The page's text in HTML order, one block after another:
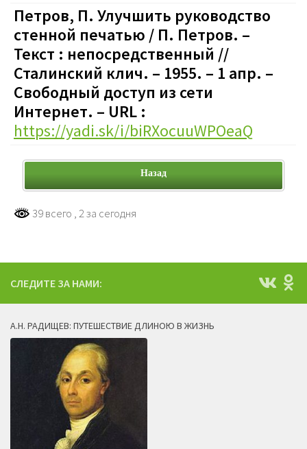
Петров, П. Улучшить руководство
стенной печатью / П. Петров. –
Текст : непосредственный //
Сталинский клич. – 1955. – 1 апр. –
Свободный доступ из сети
Интернет. – URL :
https://yadi.sk/i/biRXocuuWPOeaQ
Назад
39 всего , 2 за сегодня
СЛЕДИТЕ ЗА НАМИ:
А.Н. РАДИЩЕВ: ПУТЕШЕСТВИЕ ДЛИНОЮ В ЖИЗНЬ